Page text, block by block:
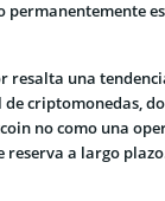
resalta una
criptomonedas,
no como una
reserva a largo